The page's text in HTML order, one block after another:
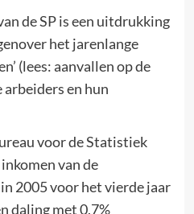
de SP is een uitdrukking
het jarenlange
(lees: aanvallen op de
arbeiders en hun
voor de Statistiek
van de
2005 voor het vierde jaar
daling met 0,7%